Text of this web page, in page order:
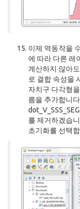
이제 역동작을
에 따라 다른 레
계산하지 않아
로 결합 속성을
자치구 다각형
름을 추가합니
를 제거하겠습
초기화를 선택